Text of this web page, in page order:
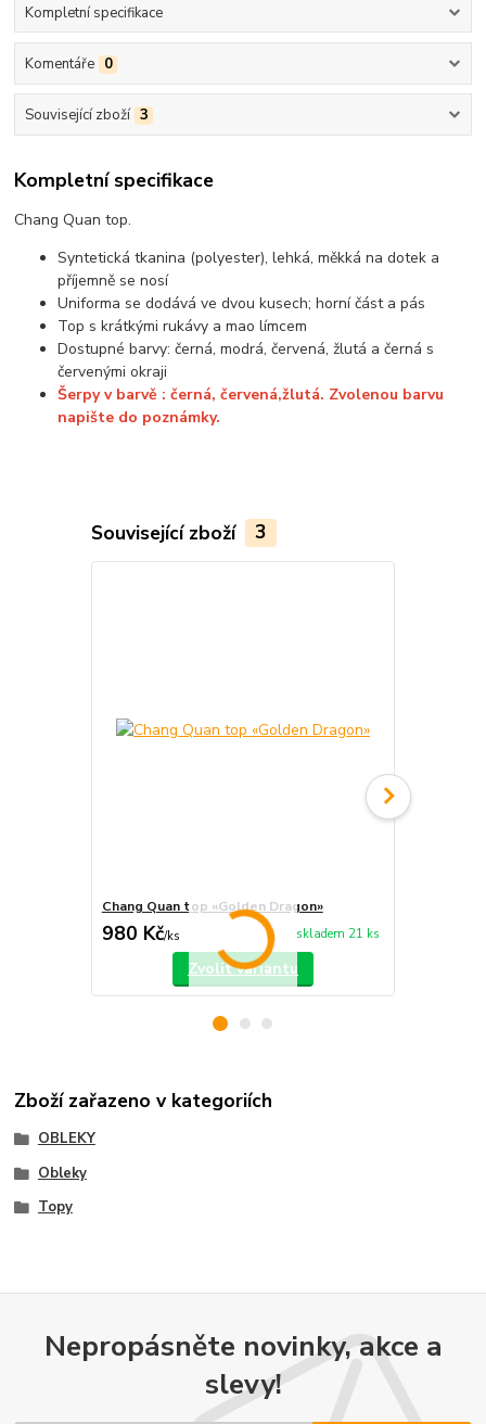
Kompletní specifikace
Komentáře 0
Související zboží 3
Kompletní specifikace
Chang Quan top.
Syntetická tkanina (polyester), lehká, měkká na dotek a
příjemně se nosí
Uniforma se dodává ve dvou kusech; horní část a pás
Top s krátkými rukávy a mao límcem
Dostupné barvy: černá, modrá, červená, žlutá a černá s
červenými okraji
Šerpy v barvě : černá, červená,žlutá. Zvolenou barvu
napište do poznámky.
Související zboží 3
Chang Quan top «Golden Dragon»
980 Kč/ks skladem 21 ks
Zvolit variantu
Zboží zařazeno v kategoriích
OBLEKY
Obleky
Topy
Nepropásněte novinky, akce a
slevy!